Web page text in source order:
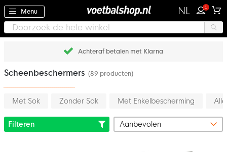
Menu NL 1
Achteraf betalen met Klarna
Scheenbeschermers (89 producten)
Met Sok Zonder Sok Met Enkelbescherming
Filteren